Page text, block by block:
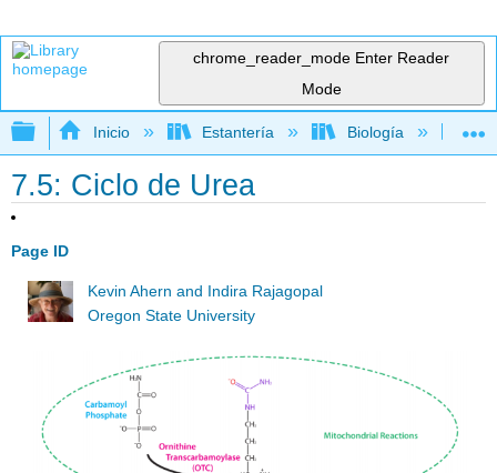
chrome_reader_mode Enter Reader
Mode
Expandir/contraer jerarquía global
Inicio Estantería Biología
7.5: Ciclo de Urea
Page ID
Kevin Ahern and Indira Rajagopal
Oregon State University